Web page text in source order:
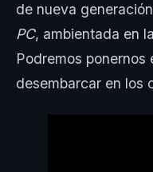
de nueva
PC, ambientada en
Podremos ponernos
desembarcar en los